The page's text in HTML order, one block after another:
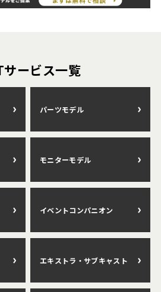
サービス一覧
パーツモデル
モニターモデル
イベントコンパニオン
エキストラ・サブキャスト